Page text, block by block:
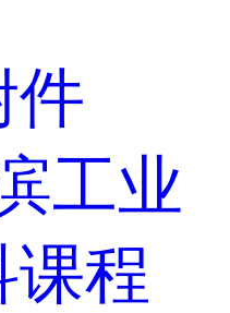
件
工业
课程